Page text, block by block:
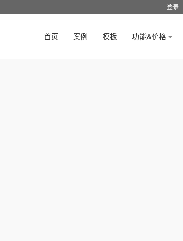
登录
首页 案例 模板 功能&价格